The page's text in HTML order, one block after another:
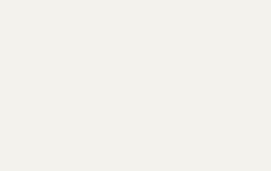
Tiden efter 2. verdenskrig var hård for portvinsindustrien, som
lanceringen af 10-, 20-, 30- og 40-års tawny. Innovation
køber Taylor’s endnu en vingård, Quinta de Terra Feita. I
Vigtigst af alt, er Taylor’s stadig uafhængige, og kan træffe de
Taylor’s har siden sidste århundrede stået for kvalitet og
at gemme deres vintage port i min. 15 år. Taylor’s Vintage